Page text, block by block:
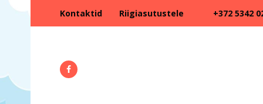
Kontaktid Riigiasutustele +372